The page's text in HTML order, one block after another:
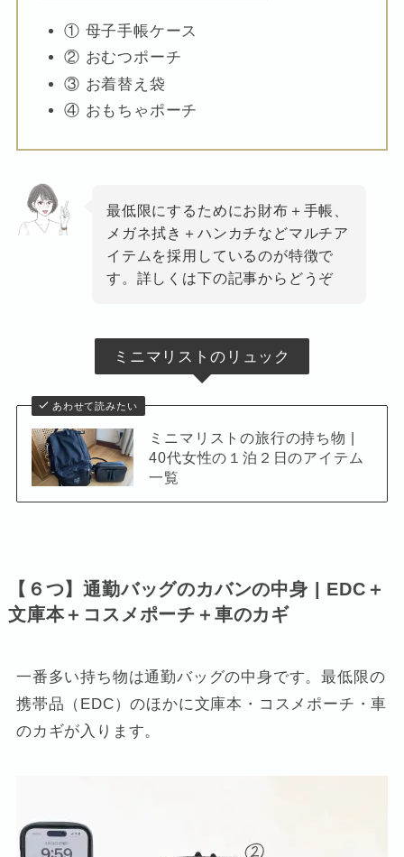
① 母子手帳ケース
② おむつポーチ
③ お着替え袋
④ おもちゃポーチ
最低限にするためにお財布＋手帳、
メガネ拭き＋ハンカチなどマルチア
イテムを採用しているのが特徴で
す。詳しくは下の記事からどうぞ
ミニマリストのリュック
あわせて読みたい
ミニマリストの旅行の持ち物 |
40代女性の１泊２日のアイテム
一覧
【６つ】通勤バッグのカバンの中身 | EDC＋
文庫本＋コスメポーチ＋車のカギ
一番多い持ち物は通勤バッグの中身です。最低限の
携帯品（EDC）のほかに文庫本・コスメポーチ・車
のカギが入ります。